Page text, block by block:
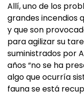
Allí, uno de los
grandes incendios
y que son
para agilizar su
suministrados por
años “no se ha
algo que ocurría
fauna se está